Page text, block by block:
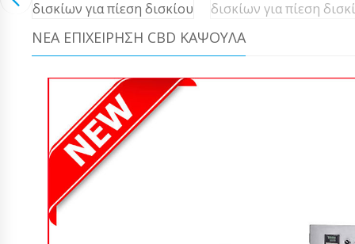
ΝΈΑ ΕΠΙΧΕΊΡΗΣΗ CBD ΚΆΨΟΥΛΑ